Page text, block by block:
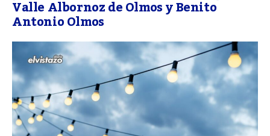
Valle Albornoz de Olmos y Benito
Antonio Olmos